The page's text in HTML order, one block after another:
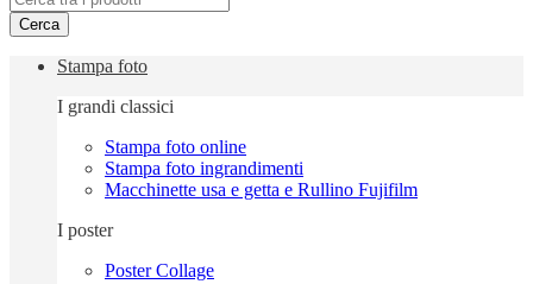
Cerca
Stampa foto
I grandi classici
Stampa foto online
Stampa foto ingrandimenti
Macchinette usa e getta e Rullino Fujifilm
I poster
Poster Collage